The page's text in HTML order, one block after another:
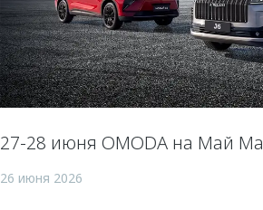
27-28 июня OMODA на Май
26 июня 2026